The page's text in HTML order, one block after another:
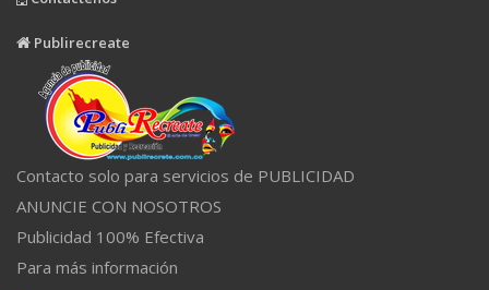
Publirecreate
Contacto solo para servicios de PUBLICIDAD
ANUNCIE CON NOSOTROS
Publicidad 100% Efectiva
Para más información